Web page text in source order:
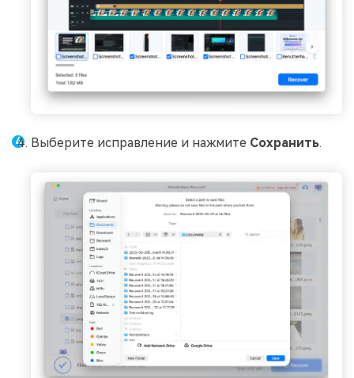
Выберите исправление и нажмите Сохранить.